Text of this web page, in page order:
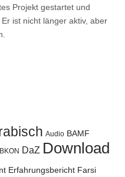
Projekt gestartet und
ist nicht länger aktiv, aber
Audio BAMF
DaZ Download
Erfahrungsbericht Farsi